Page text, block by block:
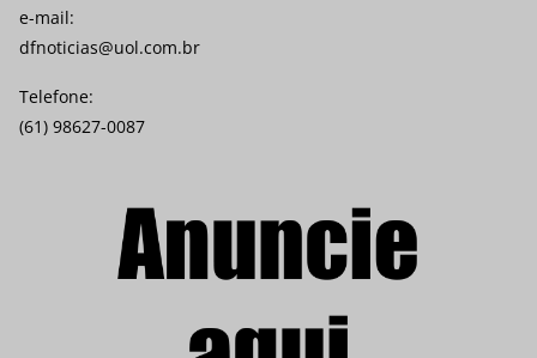
e-mail:
dfnoticias@uol.com.br
Telefone:
(61) 98627-0087